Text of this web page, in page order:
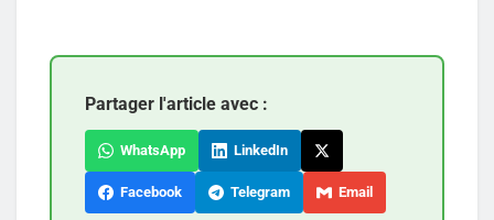
Partager l'article avec :
WhatsApp LinkedIn
Facebook Telegram Email